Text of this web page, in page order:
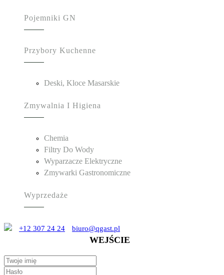
Pojemniki GN
Przybory Kuchenne
Deski, Kloce Masarskie
Zmywalnia I Higiena
Chemia
Filtry Do Wody
Wyparzacze Elektryczne
Zmywarki Gastronomiczne
Wyprzedaże
+12 307 24 24 biuro@qgast.pl
WEJŚCIE